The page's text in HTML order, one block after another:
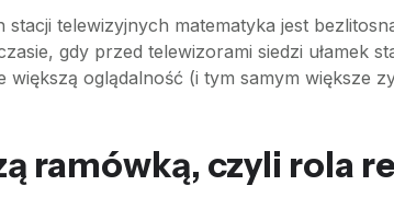
telewizyjnych matematyka jest
gdy przed telewizorami siedzi ułamek
oglądalność (i tym samym większe
ramówką, czyli rola